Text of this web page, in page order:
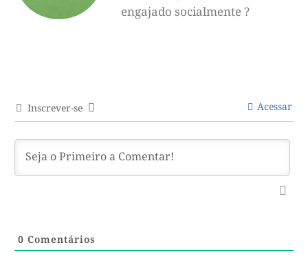
engajado socialmente ?
Inscrever-se Acessar
0 Comentários